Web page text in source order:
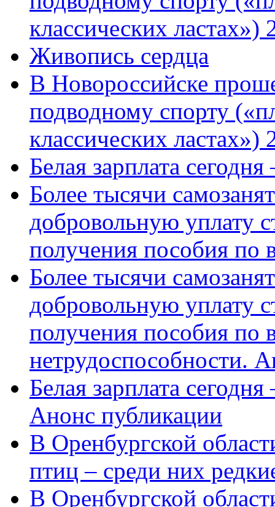
классических
Живопись сердца
В Новороссийске
подводному спорту
классических ластах»)
Белая зарплата
Более тысячи
добровольную уплату
получения пособия по
Более тысячи
добровольную уплату
получения пособия по
нетрудоспособности.
Белая зарплата
Анонс публикации
В Оренбургской
птиц – среди них
В Оренбургской